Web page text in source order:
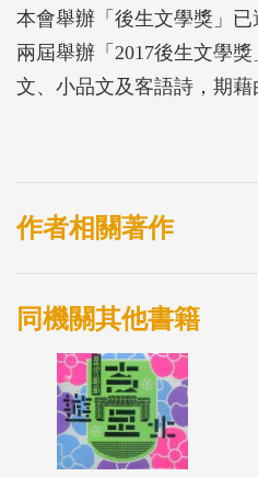
本會舉辦「後生文學獎」
兩屆舉辦「2017後生文學
文、小品文及客語詩，期
話、凝視與沉澱，詮釋客
風貌。
得獎專書封面以超現實主義
亮新星，在各個角落與人
學注入更多創新與天馬行
連更隱喻著後生文學獎的
字堆疊與筆造型組合而成
徵著文學獎中一篇又一篇
作者相關著作
同機關其他書籍